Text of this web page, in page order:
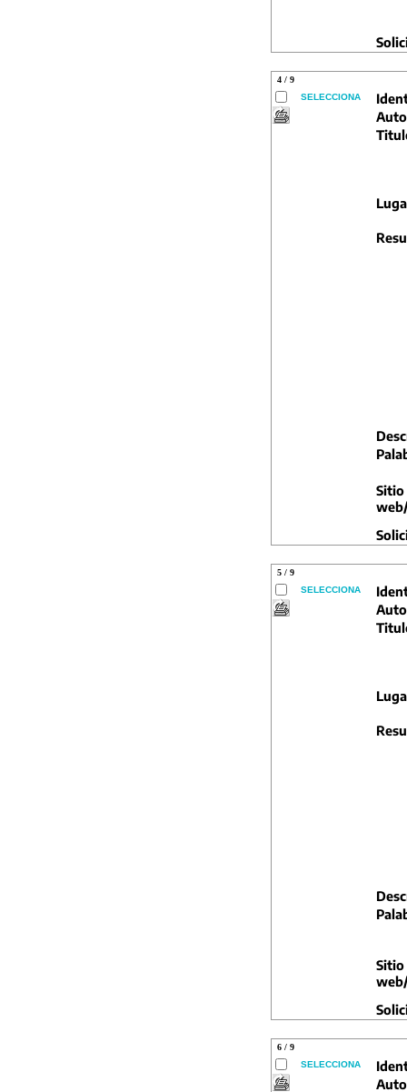
4 / 9
SELECCIONA
Sitio
5 / 9
SELECCIONA
Sitio
6 / 9
SELECCIONA